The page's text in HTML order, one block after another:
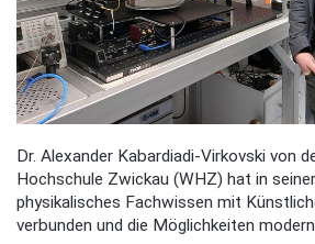
Dr. Alexander Kabardiadi-Virkovski von
Hochschule Zwickau (WHZ) hat in
physikalisches Fachwissen mit
verbunden und die Möglichkeiten